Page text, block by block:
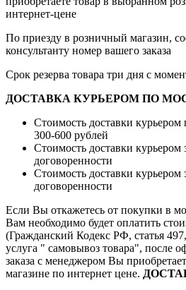
интернет-цене
По приезду в розничный магазин,
консультанту номер вашего заказа
Срок резерва товара три дня с
ДОСТАВКА КУРЬЕРОМ ПО
Стоимость доставки курьером
300-600 рублей
Стоимость доставки
договоренности
Стоимость доставки
договоренности
Если Вы откажетесь от покупки в
Вам необходимо будет оплатить
(Гражданский Кодекс РФ, статья
услуга " самовывоз товара", после
заказа с менеджером Вы
магазине по интернет цене.